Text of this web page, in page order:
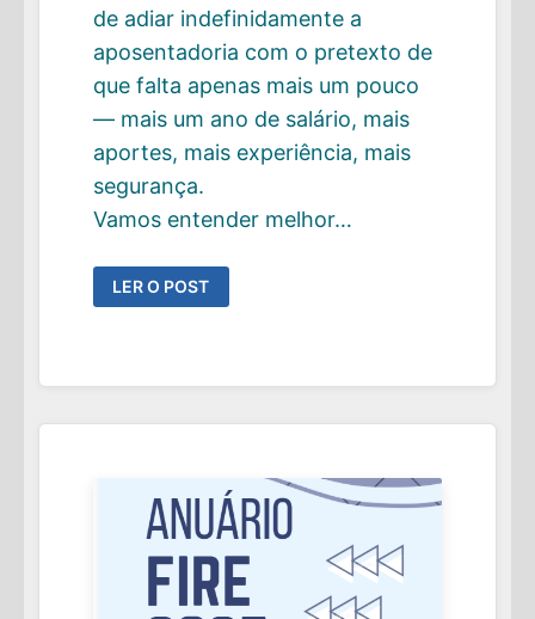
de adiar indefinidamente a
aposentadoria com o pretexto de
que falta apenas mais um pouco
— mais um ano de salário, mais
aportes, mais experiência, mais
segurança.
Vamos entender melhor…
FIRE
E
A
UM
—
SUFICIENTE?
LER O POST